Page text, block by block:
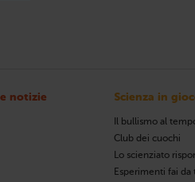
notizie Scienza in
Il bullismo al
Club dei cuochi
Lo scienziato
Esperimenti fai da